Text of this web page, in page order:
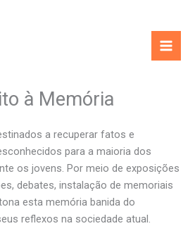
à Memória
a recuperar fatos e
para a maioria dos
os jovens. Por meio de exposições
debates, instalação de memoriais
esta memória banida do
reflexos na sociedade atual.